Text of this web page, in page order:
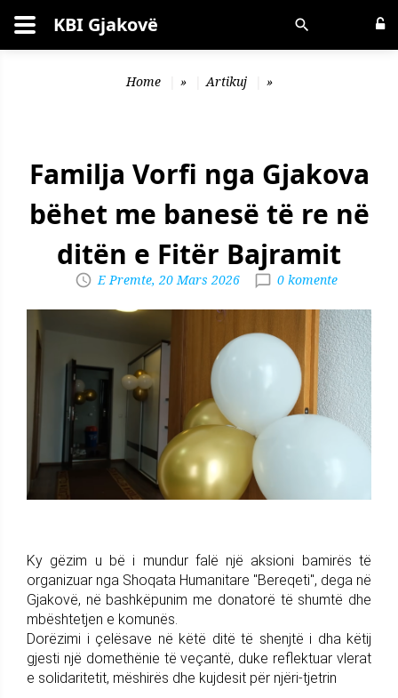
Kërko KBI Gjakovë
Home » Artikuj »
Familja Vorfi nga Gjakova
bëhet me banesë të re në
ditën e Fitër Bajramit
E Premte, 20 Mars 2026 0 komente
Ky gëzim u bë i mundur falë një aksioni bamirës të
organizuar nga Shoqata Humanitare "Bereqeti", dega në
Gjakovë, në bashkëpunim me donatorë të shumtë dhe
mbështetjen e komunës.
Dorëzimi i çelësave në këtë ditë të shenjtë i dha këtij
gjesti një domethënie të veçantë, duke reflektuar vlerat
e solidaritetit, mëshirës dhe kujdesit për njëri-tjetrin